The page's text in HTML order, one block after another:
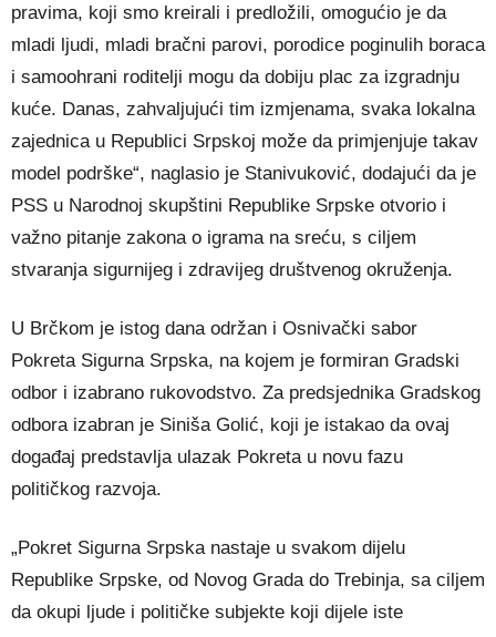
pravima, koji smo kreirali i predložili, omogućio je da
mladi ljudi, mladi bračni parovi, porodice poginulih boraca
i samoohrani roditelji mogu da dobiju plac za izgradnju
kuće. Danas, zahvaljujući tim izmjenama, svaka lokalna
zajednica u Republici Srpskoj može da primjenjuje takav
model podrške“, naglasio je Stanivuković, dodajući da je
PSS u Narodnoj skupštini Republike Srpske otvorio i
važno pitanje zakona o igrama na sreću, s ciljem
stvaranja sigurnijeg i zdravijeg društvenog okruženja.
U Brčkom je istog dana održan i Osnivački sabor
Pokreta Sigurna Srpska, na kojem je formiran Gradski
odbor i izabrano rukovodstvo. Za predsjednika Gradskog
odbora izabran je Siniša Golić, koji je istakao da ovaj
događaj predstavlja ulazak Pokreta u novu fazu
političkog razvoja.
„Pokret Sigurna Srpska nastaje u svakom dijelu
Republike Srpske, od Novog Grada do Trebinja, sa ciljem
da okupi ljude i političke subjekte koji dijele iste